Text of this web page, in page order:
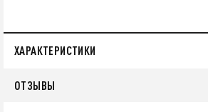
ХАРАКТЕРИСТИКИ
ОТЗЫВЫ